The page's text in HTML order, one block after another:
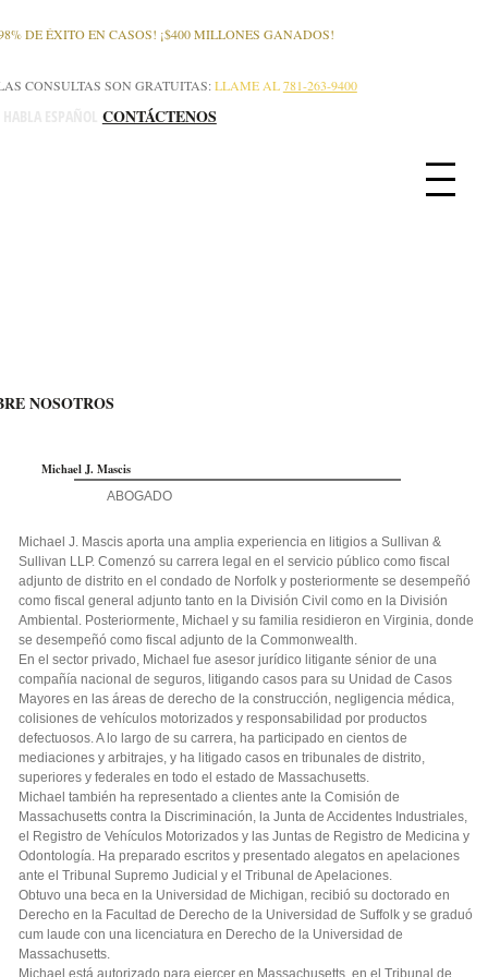
DE ÉXITO EN CASOS! ¡$400 MILLONES GANADOS!
CONTÁCTENOS
CONSULTAS SON GRATUITAS:LLAME AL781-263-9400
Michael J. Mascis
ABOGADO
Michael J. Mascis aporta una amplia experiencia en litigios a Sullivan &
Sullivan LLP. Comenzó su carrera legal en el servicio público como fiscal
adjunto de distrito en el condado de Norfolk y posteriormente se desempeñó
como fiscal general adjunto tanto en la División Civil como en la División
Ambiental. Posteriormente, Michael y su familia residieron en Virginia, donde
se desempeñó como fiscal adjunto de la Commonwealth.
En el sector privado, Michael fue asesor jurídico litigante sénior de una
compañía nacional de seguros, litigando casos para su Unidad de Casos
Mayores en las áreas de derecho de la construcción, negligencia médica,
colisiones de vehículos motorizados y responsabilidad por productos
defectuosos. A lo largo de su carrera, ha participado en cientos de
mediaciones y arbitrajes, y ha litigado casos en tribunales de distrito,
superiores y federales en todo el estado de Massachusetts.
Michael también ha representado a clientes ante la Comisión de
Massachusetts contra la Discriminación, la Junta de Accidentes Industriales,
el Registro de Vehículos Motorizados y las Juntas de Registro de Medicina y
Odontología. Ha preparado escritos y presentado alegatos en apelaciones
ante el Tribunal Supremo Judicial y el Tribunal de Apelaciones.
Obtuvo una beca en la Universidad de Michigan, recibió su doctorado en
Derecho en la Facultad de Derecho de la Universidad de Suffolk y se graduó
cum laude con una licenciatura en Derecho de la Universidad de
Massachusetts.
NOSOTROS